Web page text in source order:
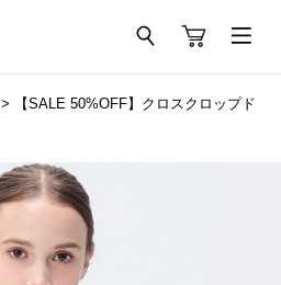
> 【SALE 50%OFF】クロスクロップド